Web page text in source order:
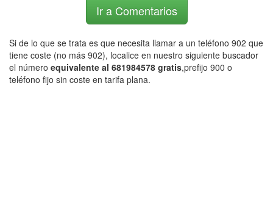
Ir a Comentarios
Si de lo que se trata es que necesita llamar a un teléfono 902 que
tiene coste (no más 902), localice en nuestro siguiente buscador
el número equivalente al 681984578 gratis,prefijo 900 o
teléfono fijo sin coste en tarifa plana.